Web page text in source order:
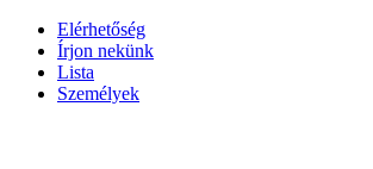
Elérhetőség
Írjon nekünk
Lista
Személyek